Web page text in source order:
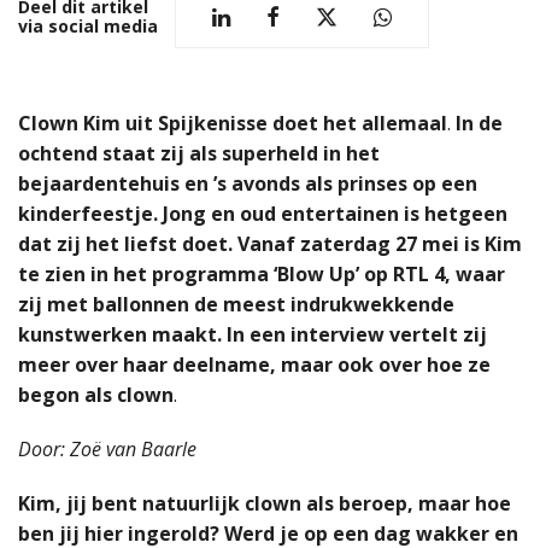
Deel dit artikel
via social media
Clown Kim uit Spijkenisse doet het allemaal. In de
ochtend staat zij als superheld in het
bejaardentehuis en ’s avonds als prinses op een
kinderfeestje. Jong en oud entertainen is hetgeen
dat zij het liefst doet. Vanaf zaterdag 27 mei is Kim
te zien in het programma ‘Blow Up’ op RTL 4, waar
zij met ballonnen de meest indrukwekkende
kunstwerken maakt. In een interview vertelt zij
meer over haar deelname, maar ook over hoe ze
begon als clown.
Door: Zoë van Baarle
Kim, jij bent natuurlijk clown als beroep, maar hoe
ben jij hier ingerold? Werd je op een dag wakker en